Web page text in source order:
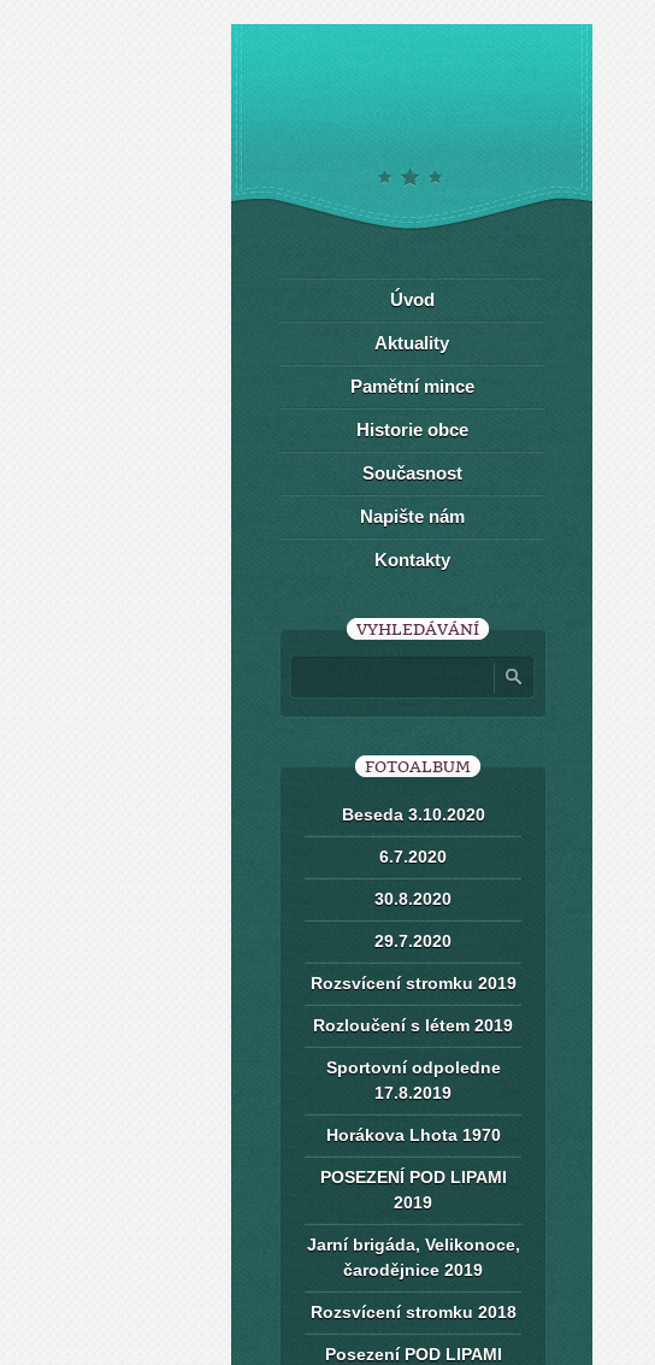
Úvod
Aktuality
Pamětní mince
Historie obce
Současnost
Napište nám
Kontakty
VYHLEDÁVÁNÍ
FOTOALBUM
Beseda 3.10.2020
6.7.2020
30.8.2020
29.7.2020
Rozsvícení stromku 2019
Rozloučení s létem 2019
Sportovní odpoledne
17.8.2019
Horákova Lhota 1970
POSEZENÍ POD LIPAMI
2019
Jarní brigáda, Velikonoce,
čarodějnice 2019
Rozsvícení stromku 2018
Posezení POD LIPAMI